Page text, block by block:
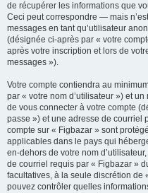
de récupérer les informations que
Ceci peut correspondre — mais
messages en tant qu’utilisateur
(désignée ci-après par « votre
après votre inscription et lors de
messages »).
Votre compte contiendra au
par « votre nom d’utilisateur ») et
de vous connecter à votre compte
passe ») et une adresse de courriel
compte sur « Figbazar » sont
applicables dans le pays qui
en-dehors de votre nom
de courriel requis par « Figbazar »
facultatives, à la seule discrétion de
pouvez contrôler quelles